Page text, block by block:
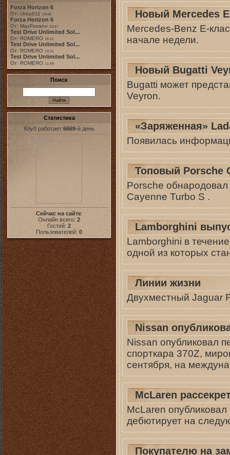
Forza Horizon 6
От: chep811 19:48
Forza Horizon 6
От: MaxFiorano 23:47
Test Drive Unlimited Sol...
От: ROMERO 18:31
Test Drive Unlimited Sol...
От: ROMERO 19:31
Test Drive Unlimited Sol...
От: ROMERO 11:49
Поиск
Статистика
Клуб работает 6669-й день
Сейчас на сайте:
Онлайн всего: 2
Гостей: 2
Пользователей: 0
Новый Mercedes
Mercedes-Benz E-
начале недели.
Новый Bugatti
Bugatti может
Veyron.
«Заряженная»
Появилась
Топовый Porsche
Porsche
Cayenne Turbo S .
Lamborghini
Lamborghini в
одной из которых
Линии жизни
Двухместный Jaguar
Nissan
Nissan опубликовал
спорткара 370Z,
сентября, на
McLaren
McLaren
дебютирует на
Покупателю на